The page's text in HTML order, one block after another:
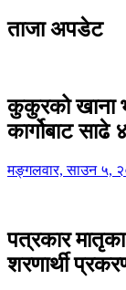
ताजा अपडेट
कुकुरको खाना
कार्गोबाट
मङ्गलवार, साउन ५,
पत्रकार
शरणार्थी